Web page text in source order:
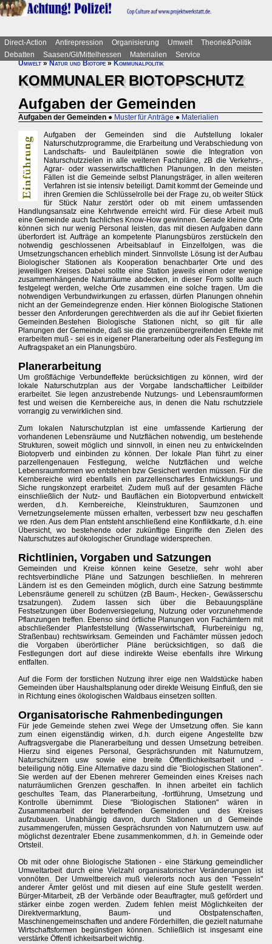
Direct-Action Antirepression Organisierung Umwelt
Theorie&Politik
Debatten
Saasen/GI/Mittelhessen Materialien
Service
Umwelt»Natur und Biotope»Kommunalpolitik
KOMMUNALER BIOTOPSCHUTZ
Aufgaben der Gemeinden
Aufgaben der Gemeinden ● Muster für Anträge ● Materialien
Aufgaben der Gemeinden sind die Aufstellung lokaler
Naturschutzprogramme, die Erarbeitung und Verabschiedung von
Landschafts- und Bauleitplänen sowie die Integration von
Naturschutzzielen in alle weiteren Fachpläne, zB die Verkehrs-,
Agrar- oder wasserwirtschaftlichen Planungen. In den meisten
Fällen ist die Gemeinde selbst Planungsträger, in allen weiteren
Verfahren ist sie intensiv beteiligt. Damit kommt der Gemeinde und
ihren Gremien die Schlüsselrolle bei der Frage zu, ob weiter Stück
für Stück Natur zerstört oder ob mit einem umfassenden
Handlungsansatz eine Kehrtwende erreicht wird. Für diese Arbeit muß
eine Gemeinde auch fachliches Know-How gewinnen. Gerade kleine Orte
können sich nur wenig Personal leisten, das mit diesen Aufgaben dann
überfordert ist. Aufträge an kompetente Planungsbüros zerstückeln den
notwendig geschlossenen Arbeitsablauf in Einzelfolgen, was die
Umsetzungschancen erheblich mindert. Sinnvollste Lösung ist der Aufbau
Biologischer Stationen als Kooperation benachbarter Orte und des
jeweiligen Kreises. Dabei sollte eine Station jeweils einen oder wenige
zusammenhängende Naturräume abdecken, in dieser Form sollte auch
festgelegt werden, welche Orte zusammen eine solche tragen. Um die
notwendigen Verbundwirkungen zu erfassen, dürfen Planungen ohnehin
nicht an der Gemeindegrenze enden. Hier können Biologische Stationen
besser den Anforderungen gerechtwerden als die auf ihr Gebiet fixierten
Gemeinden.Bestehen Biologische Stationen nicht, so gilt für alle
Planungen der Gemeinde, daß sie die grenzenübergreifenden Effekte mit
erarbeiten muß - sei es in eigener Planerarbeitung oder als Festlegung im
Auftragspaket an ein Planungsbüro.
Planerarbeitung
Um großflächige Verbundeffekte berücksichtigen zu können, wird der
lokale Naturschutzplan aus der Vorgabe landschaftlicher Leitbilder
erarbeitet. Sie legen anzustrebende Nutzungs- und Lebensraumformen
fest und weisen die Kernbereiche aus, in denen die Natu rschutzziele
vorrangig zu verwirklichen sind.
Zum lokalen Naturschutzplan ist eine umfassende Kartierung der
vorhandenen Lebensräume und Nutzflächen notwendig, um bestehende
Strukturen, soweit möglich und sinnvoll, in einen neu zu entwickelnden
Biotopverb und einbinden zu können. Der lokale Plan führt zu einer
parzellengenauen Festlegung, welche Nutzflächen und welche
Lebensraumformen wo entstehen bzw Gesichert werden müssen. Für die
Kernbereiche wird ebenfalls ein parzellenscharfes Entwicklungs- und
Siche rungskonzept erarbeitet. Zudem muß auf der gesamten Fläche
einschließlich der Nutz- und Bauflächen ein Biotopverbund entwickelt
werden, d.h. Kernbereiche, Kleinstrukturen, Saumzonen und
Vernetzungselemente müssen erhalten, verbessert bzw neu geschaffen
we rden. Aus dem Plan entsteht anschließend eine Konfliktkarte, d.h. eine
Übersicht, wo bestehende oder zukünftige Eingriffe den Zielen des
Naturschutzes auf ökologischer Grundlage widersprechen.
Richtlinien, Vorgaben und Satzungen
Gemeinden und Kreise können keine Gesetze, sehr wohl aber
rechtsverbindliche Pläne und Satzungen beschließen. In mehreren
Ländern ist es den Gemeinden möglich, durch eine Satzung bestimmte
Lebensräume generell zu schützen (zB Baum-, Hecken-, Gewässerschu
tzsatzungen). Zudem lassen sich über die Bebauungspläne
Festsetzungen über Bodenversiegelung, Nutzung oder vorzunehmende
Pflanzungen treffen. Ebenso sind örtliche Planungen von Fachämtern mit
abschließender Planfeststellung (Wasserwirtschaft, Flurbereinigu ng,
Straßenbau) rechtswirksam. Gemeinden und Fachämter müssen jedoch
die Vorgaben überörtlicher Pläne berücksichtigen, so daß die
Festlegungen dort auf diese indirekte Weise ebenfalls ihre Wirkung
entfalten.
Auf die Form der forstlichen Nutzung ihrer eige nen Waldstücke haben
Gemeinden über Haushaltsplanung oder direkte Weisung Einfluß, den sie
in Richtung eines ökologischen Waldbaus einsetzen sollten.
Organisatorische Rahmenbedingungen
Für jede Gemeinde stehen zwei Wege der Umsetzung offen. Sie kann
zum einen eigenständig wirken, d.h. durch eigene Angestellte bzw
Auftragsvergabe die Planerarbeitung und dessen Umsetzung betreiben.
Hierzu sind eigenes Personal, Gesprächsrunden mit Naturnutzern,
Naturschützern usw sowie eine breite Öffentlichkeitsarbeit und -
beteiligung nötig. Eine Alternative dazu sind die "Biologischen Stationen".
Sie werden auf der Ebenen mehrerer Gemeinden eines Kreises nach
naturräumlichen Grenzen geschaffen. In ihnen arbeitet ein fachlich
geschultes Team, das Planerarbeitung, -fortführung, Umsetzung und
Kontrolle übernimmt. Diese "Biologischen Stationen" wären in
Zusammenarbeit der betreffenden Gemeinden und des Kreises
aufzubauen. Unabhängig davon, durch Stationen un d Gemeinde
zusammengerufen, müssen Gesprächsrunden von Naturnutzern usw. auf
möglichst dezentraler Ebene zusammenkommen, d.h. in Gemeinde oder
Ortsteil.
Ob mit oder ohne Biologische Stationen - eine Stärkung gemeindlicher
Umweltarbeit durch eine Vielzahl organisatorischer Veränderungen ist
vonnöten. Der Umweltbereich muß vielerorts noch aus den "Fesseln"
anderer Ämter gelöst und mit diesen auf eine Stufe gestellt werden.
Bürger-Mitarbeit, zB der Verbände oder Beauftragter, muß gefördert und
stärker einbe zogen werden. Zudem fehlen meist Möglichkeiten der
Direktvermarktung, Baum- und Obstpatenschaften,
Maschinengemeinschaften und andere Förderhilfen, die gezielt naturnahe
Wirtschaftsformen begünstigen können. Schließlich ist insgesamt eine
verstärke Öffentl ichkeitsarbeit wichtig.